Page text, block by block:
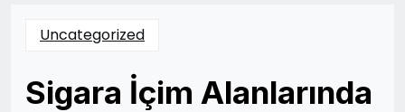
Uncategorized
Sigara İçim Alanlarında